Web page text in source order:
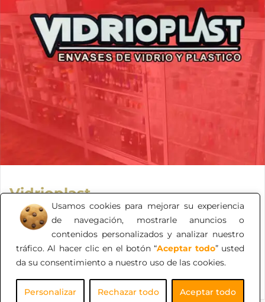
Usamos cookies para mejorar su experiencia
de navegación, mostrarle anuncios o
contenidos personalizados y analizar nuestro
tráfico. Al hacer clic en el botón “Aceptar todo” usted
da su consentimiento a nuestro uso de las cookies.
Personalizar Rechazar todo Aceptar todo
Vidrioplast
Con más de 25 años de experiencia en el sector de
envases y tapas de vidrio y plástico, de la más alta
calidad y variedad, no dude en contactarnos y descubra
por qué somos la elección preferida de nuestros